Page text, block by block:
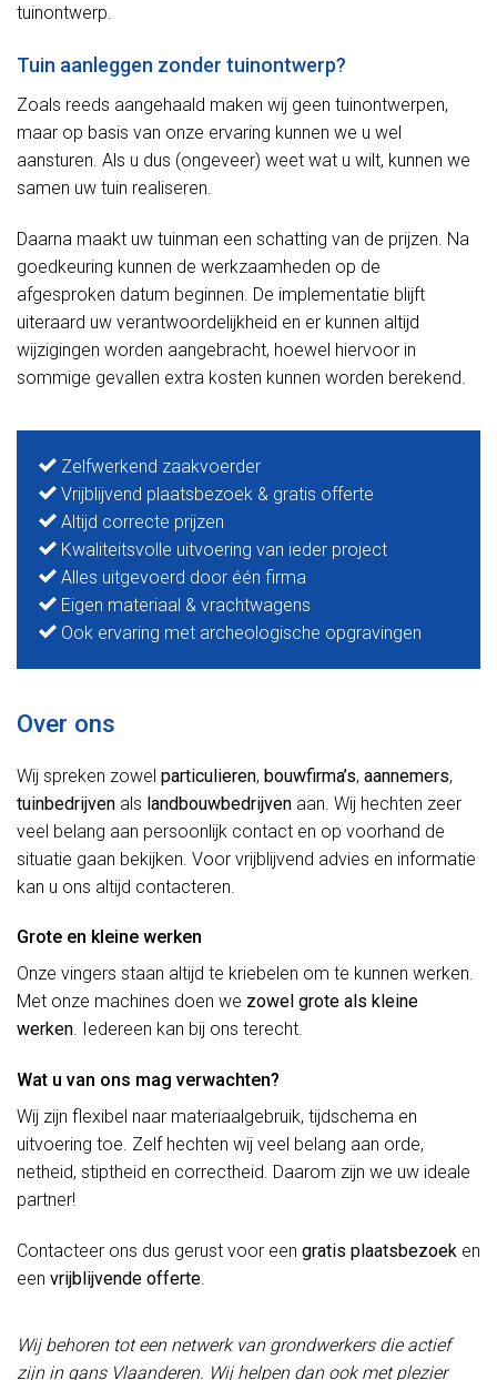
tuinontwerp.
Tuin aanleggen zonder tuinontwerp?
Zoals reeds aangehaald maken wij geen tuinontwerpen,
maar op basis van onze ervaring kunnen we u wel
aansturen. Als u dus (ongeveer) weet wat u wilt, kunnen we
samen uw tuin realiseren.
Daarna maakt uw tuinman een schatting van de prijzen. Na
goedkeuring kunnen de werkzaamheden op de
afgesproken datum beginnen. De implementatie blijft
uiteraard uw verantwoordelijkheid en er kunnen altijd
wijzigingen worden aangebracht, hoewel hiervoor in
sommige gevallen extra kosten kunnen worden berekend.
Zelfwerkend zaakvoerder
Vrijblijvend plaatsbezoek & gratis offerte
Altijd correcte prijzen
Kwaliteitsvolle uitvoering van ieder project
Alles uitgevoerd door één firma
Eigen materiaal & vrachtwagens
Ook ervaring met archeologische opgravingen
Over ons
Wij spreken zowel particulieren, bouwfirma’s, aannemers,
tuinbedrijven als landbouwbedrijven aan. Wij hechten zeer
veel belang aan persoonlijk contact en op voorhand de
situatie gaan bekijken. Voor vrijblijvend advies en informatie
kan u ons altijd contacteren.
Grote en kleine werken
Onze vingers staan altijd te kriebelen om te kunnen werken.
Met onze machines doen we zowel grote als kleine
werken. Iedereen kan bij ons terecht.
Wat u van ons mag verwachten?
Wij zijn flexibel naar materiaalgebruik, tijdschema en
uitvoering toe. Zelf hechten wij veel belang aan orde,
netheid, stiptheid en correctheid. Daarom zijn we uw ideale
partner!
Contacteer ons dus gerust voor een gratis plaatsbezoek en
een vrijblijvende offerte.
Wij behoren tot een netwerk van grondwerkers die actief
zijn in gans Vlaanderen. Wij helpen dan ook met plezier